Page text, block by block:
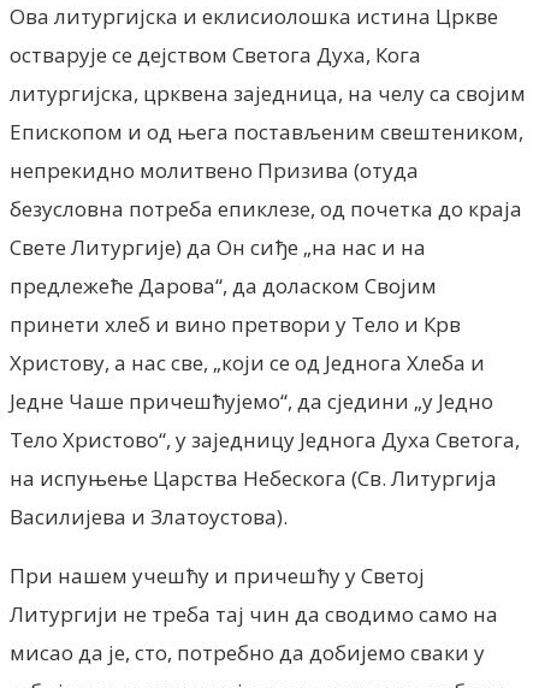
Ова литургијска и еклисиолошка истина Цркве
остварује се дејством Светога Духа, Кога
литургијска, црквена заједница, на челу са својим
Епископом и од њега постављеним свештеником,
непрекидно молитвено Призива (отуда
безусловна потреба епиклезе, од почетка до краја
Свете Литургије) да Он сиђе „на нас и на
предлежеће Дарова“, да доласком Својим
принети хлеб и вино претвори у Тело и Крв
Христову, а нас све, „који се од Једнога Хлеба и
Једне Чаше причешћујемо“, да сједини „у Једно
Тело Христово“, у заједницу Једнога Духа Светога,
на испуњење Царства Небескога (Св. Литургија
Василијева и Златоустова).
При нашем учешћу и причешћу у Светој
Литургији не треба тај чин да сводимо само на
мисао да je, сто, потребно да добијемо сваки у